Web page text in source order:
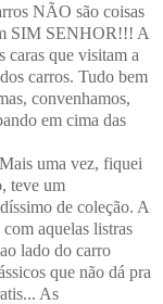
NÃO são coisas
SIM SENHOR!!! A
caras que visitam a
carros. Tudo bem
convenhamos,
em cima das
uma vez, fiquei
teve um
de coleção. A
aquelas listras
lado do carro
que não dá pra
As